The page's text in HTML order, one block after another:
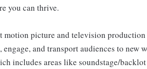
you can thrive.
motion picture and television
and transport audiences to new
includes areas like soundstage/